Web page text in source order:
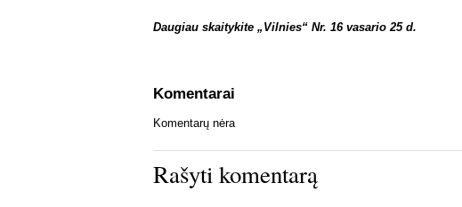
Daugiau skaitykite „Vilnies“ Nr. 16 vasario 25 d.
Komentarai
Komentarų nėra
Rašyti komentarą